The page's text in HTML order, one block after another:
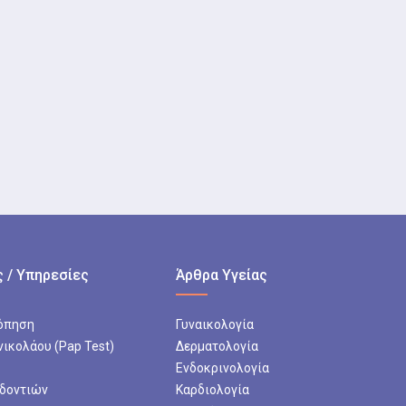
/ Υπηρεσίες
(Pap Test)
Άρθρα Υγείας
Γυναικολογία
Δερματολογία
Ενδοκρινολογία
Καρδιολογία